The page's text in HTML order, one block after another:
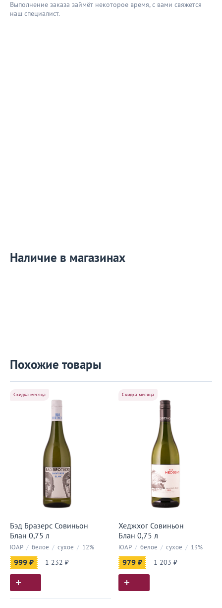
Выполнение заказа займёт некоторое время, с вами свяжется
наш специaлист.
Наличие в магазинах
Похожие товары
Скидка месяца
Бэд Бразерс Совиньон
Блан 0,75 л
ЮАР / белое / сухое / 12%
999 ₽ 1 232 ₽
Скидка месяца
Хеджхог Совиньон
Блан 0,75 л
ЮАР / белое / сухое / 13%
979 ₽ 1 203 ₽